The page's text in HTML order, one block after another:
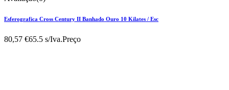
Esferografica Cross Century II Banhado Ouro 10 Kilates / Esc
80,57 €65.5 s/Iva.Preço